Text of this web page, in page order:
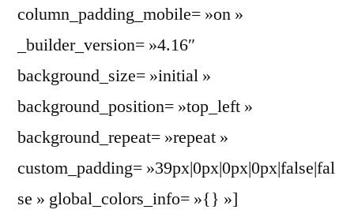
column_padding_mobile= »on »
_builder_version= »4.16″
background_size= »initial »
background_position= »top_left »
background_repeat= »repeat »
custom_padding= »39px|0px|0px|0px|false|fal
se » global_colors_info= »{} »]